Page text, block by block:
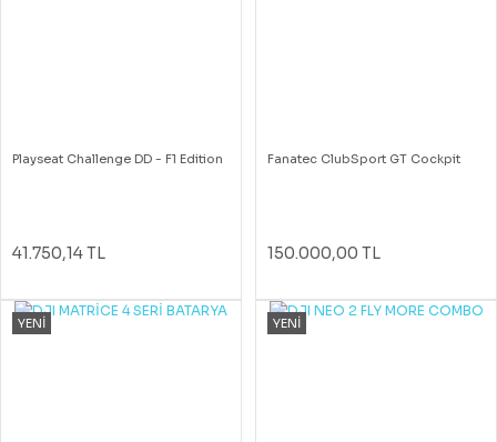
Playseat Challenge DD - F1 Edition
41.750,14 TL
Fanatec ClubSport GT Cockpit
150.000,00 TL
YENİ YENİ